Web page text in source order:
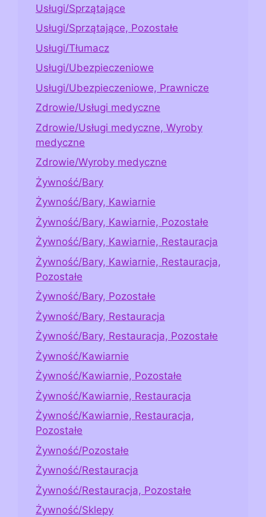
Usługi/Sprzątające
Usługi/Sprzątające, Pozostałe
Usługi/Tłumacz
Usługi/Ubezpieczeniowe
Usługi/Ubezpieczeniowe, Prawnicze
Zdrowie/Usługi medyczne
Zdrowie/Usługi medyczne, Wyroby
medyczne
Zdrowie/Wyroby medyczne
Żywność/Bary
Żywność/Bary, Kawiarnie
Żywność/Bary, Kawiarnie, Pozostałe
Żywność/Bary, Kawiarnie, Restauracja
Żywność/Bary, Kawiarnie, Restauracja,
Pozostałe
Żywność/Bary, Pozostałe
Żywność/Bary, Restauracja
Żywność/Bary, Restauracja, Pozostałe
Żywność/Kawiarnie
Żywność/Kawiarnie, Pozostałe
Żywność/Kawiarnie, Restauracja
Żywność/Kawiarnie, Restauracja,
Pozostałe
Żywność/Pozostałe
Żywność/Restauracja
Żywność/Restauracja, Pozostałe
Żywność/Sklepy